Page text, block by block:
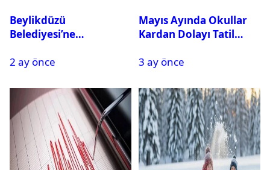
Beylikdüzü
Belediyesi’ne
Gözaltına Alındı
2 ay önce
Mayıs Ayında Okullar
Kardan Dolayı Tatil
3 ay önce